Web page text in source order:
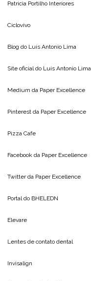
Patricia Portilho Interiores
Ciclovivo
Blog do Luis Antonio Lima
Site oficial do Luis Antonio Lima
Medium da Paper Excellence
Pinterest da Paper Excellence
Pizza Cafe
Facebook da Paper Excellence
Twitter da Paper Excellence
Portal do BHELEDN
Elevare
Lentes de contato dental
Invisalign